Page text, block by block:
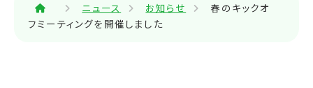
ニュース お知らせ
春のキックオ
フミーティングを開催しました